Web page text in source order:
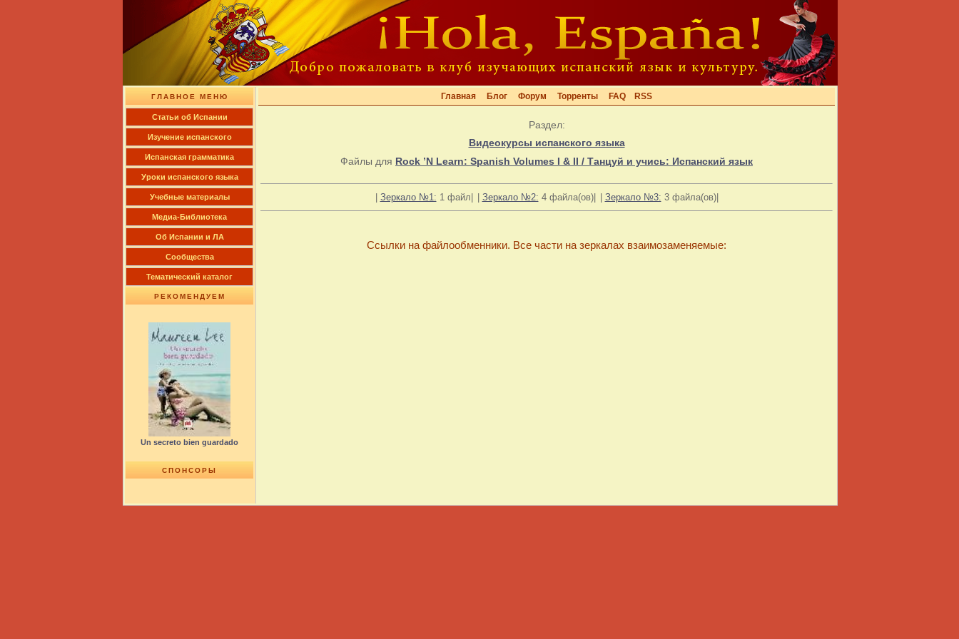
ГЛАВНОЕ МЕНЮ
Cтатьи об Испании
Изучение испанского
Испанская грамматика
Уроки испанского языка
Учебные материалы
Медиа-Библиотека
Об Испании и ЛА
Сообщества
Тематический каталог
РЕКОМЕНДУЕМ
Un secreto bien guardado
СПОНСОРЫ
Главная Блог Форум Торренты FAQ RSS
Раздел:
Видеокурсы испанского языка
Файлы для Rock ’N Learn: Spanish Volumes I & II / Танцуй и учись: Испанский язык
Зеркало №1: 1 файл| Зеркало №2: 4 файла(ов)| Зеркало №3: 3 файла(ов)|
Ссылки на файлообменники. Все части на зеркалах взаимозаменяемые: